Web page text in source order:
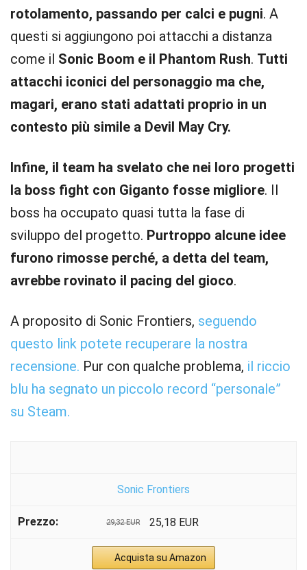
rotolamento, passando per calci e pugni. A
questi si aggiungono poi attacchi a distanza
come il Sonic Boom e il Phantom Rush. Tutti
attacchi iconici del personaggio ma che,
magari, erano stati adattati proprio in un
contesto più simile a Devil May Cry.
Infine, il team ha svelato che nei loro progetti
la boss fight con Giganto fosse migliore. Il
boss ha occupato quasi tutta la fase di
sviluppo del progetto. Purtroppo alcune idee
furono rimosse perché, a detta del team,
avrebbe rovinato il pacing del gioco.
A proposito di Sonic Frontiers, seguendo
questo link potete recuperare la nostra
recensione. Pur con qualche problema, il riccio
blu ha segnato un piccolo record “personale”
su Steam.
Sonic Frontiers
29,32 EUR 25,18 EUR
Acquista su Amazon